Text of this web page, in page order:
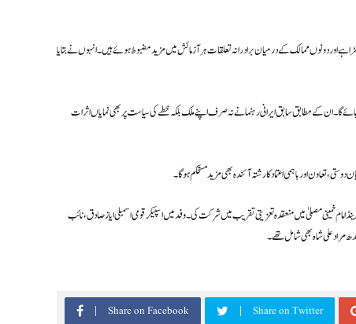
اور دونوں ممالک کے درمیان برادرانہ تعلقات ہر آزمائش میں مزید مضبوط ہوئے ہیں۔ انہوں نے بتایا
گا۔ ان کے مطابق سابق ایرانی رہنما نے نہ صرف اپنے ملک بلکہ خطے کی سیاست پر بھی نمایاں اثرات
تعاون اور باہمی اعتماد کا رشتہ آئندہ بھی مزید مستحکم ہوگا۔
خمینی مصلیٰ میں منعقدہ تعزیتی تقریب میں شرکت کی۔ وفد میں اسپیکر قومی اسمبلی ایاز صادق، نائب
مراد علی شاہ بھی شامل تھے۔
Share on Facebook Share on Twitter